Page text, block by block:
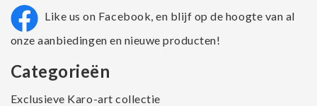
Like us on Facebook, en blijf op de hoogte van al
onze aanbiedingen en nieuwe producten!
Categorieën
Exclusieve Karo-art collectie